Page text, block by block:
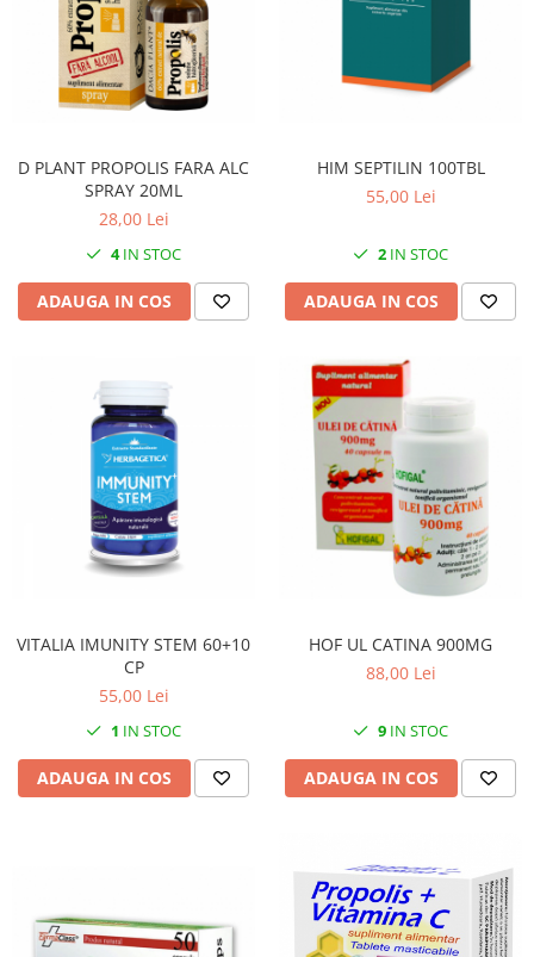
D PLANT PROPOLIS FARA ALC
SPRAY 20ML
28,00 Lei
4IN STOC
ADAUGA IN COS
HIM SEPTILIN 100TBL
55,00 Lei
2 IN STOC
ADAUGA IN COS
VITALIA IMUNITY STEM 60+10
CP
55,00 Lei
1 IN STOC
ADAUGA IN COS
HOF UL CATINA 900MG
88,00 Lei
9 IN STOC
ADAUGA IN COS